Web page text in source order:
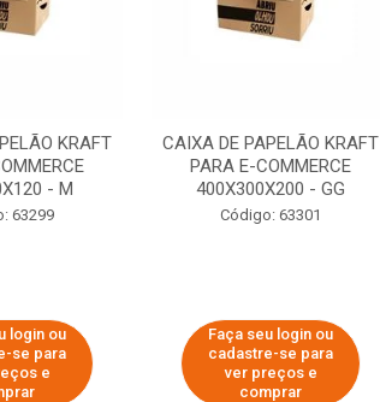
KRAFT
- M
63299
login ou
se para
e
CAIXA DE PAPELÃO KRAFT
PARA E-COMMERCE
400X300X200 - GG
Código: 63301
Faça seu login ou
cadastre-se para
ver preços e
comprar